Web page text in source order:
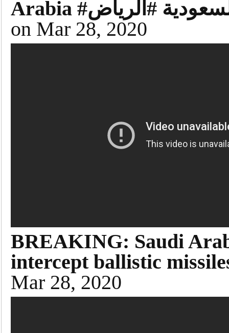
on Mar 28, 2020
BREAKING: Saudi
intercept ballistic
Mar 28, 2020